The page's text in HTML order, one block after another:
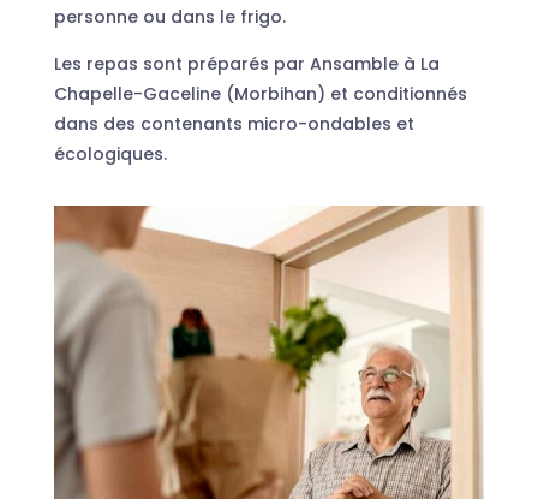
personne ou dans le frigo.
Les repas sont préparés par Ansamble à La
Chapelle-Gaceline (Morbihan) et conditionnés
dans des contenants micro-ondables et
écologiques.